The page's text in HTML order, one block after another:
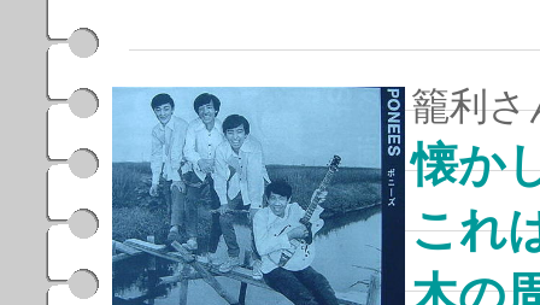
籠利さ
懐か
これ